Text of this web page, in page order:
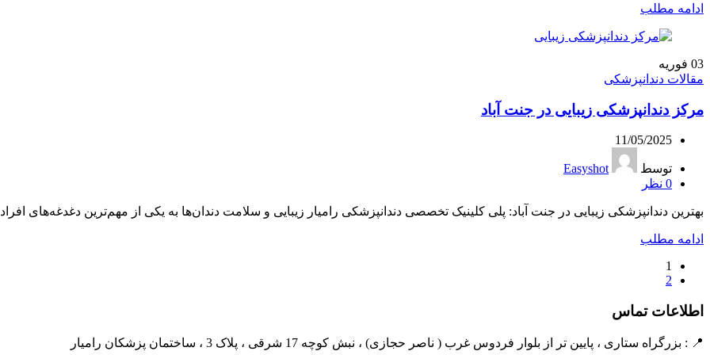
ادامه مطلب
03 فوریه
مقالات دندانپزشکی
مرکز دندانپزشکی زیبایی در جنت آباد
11/05/2025
توسط
Easyshot
0 نظر
بهترین دندانپزشکی زیبایی در جنت آباد: پلی کلینیک تخصصی دندانپزشکی رامیار زیبایی و سلامت دندان‌ها به یکی از مهم‌ترین دغدغه‌های
ادامه مطلب
1
2
اطلاعات تماس
📍 : بزرگراه ستاری ، پایین تر از بلوار فردوس غرب ( ناصر حجازی) ، نبش کوچه 17 شرقی ، پلاک 3 ، ساختمان پزشکان رامیار